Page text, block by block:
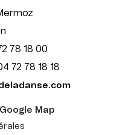
78 18 00
72 78 18 18
Map